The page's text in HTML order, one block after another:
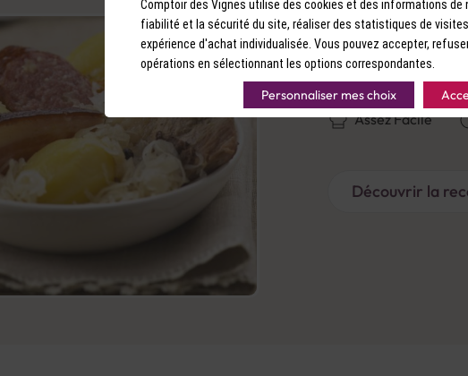
RECETTE
Choucroute
Assez Facile
Découvrir la
Comptoir des Vignes utilise des cookies et des informations de
fiabilité et la sécurité du site, réaliser des statistiques de
expérience d'achat individualisée. Vous pouvez accepter,
opérations en sélectionnant les options correspondantes.
Personnaliser mes choix